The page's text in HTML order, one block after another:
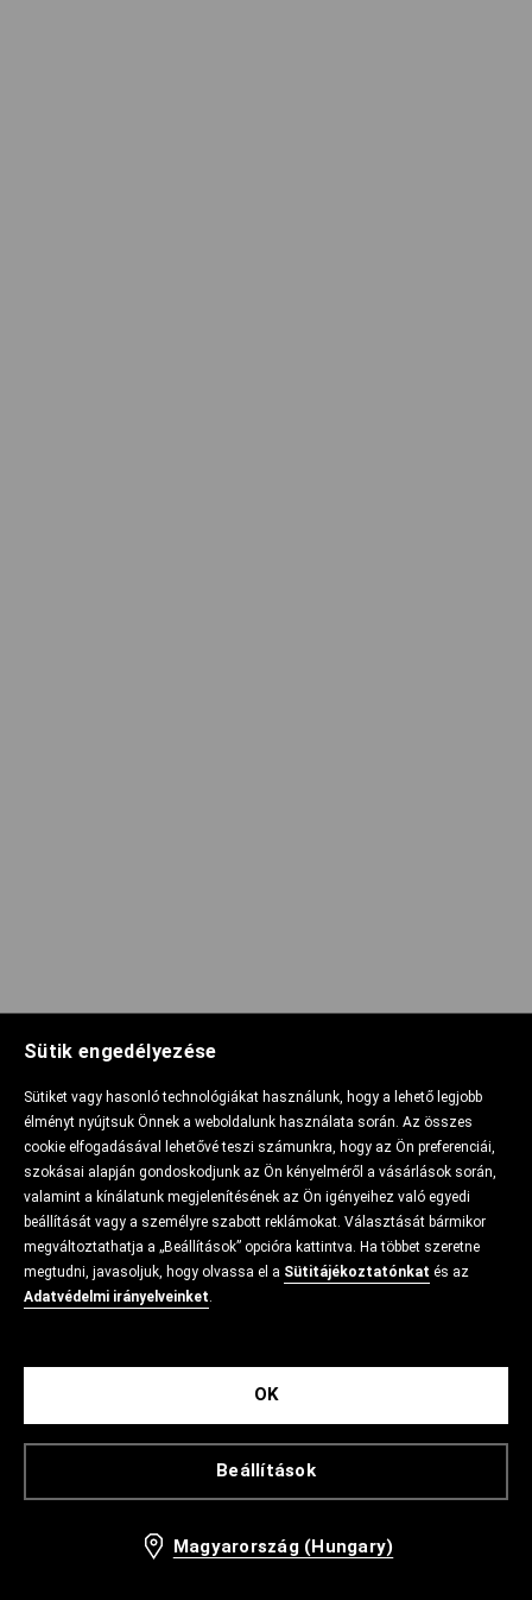
Sütik engedélyezése
Sütiket vagy hasonló technológiákat használunk, hogy a lehető legjobb
élményt nyújtsuk Önnek a weboldalunk használata során. Az összes
cookie elfogadásával lehetővé teszi számunkra, hogy az Ön preferenciái,
szokásai alapján gondoskodjunk az Ön kényelméről a vásárlások során,
valamint a kínálatunk megjelenítésének az Ön igényeihez való egyedi
beállítását vagy a személyre szabott reklámokat. Választását bármikor
megváltoztathatja a „Beállítások” opcióra kattintva. Ha többet szeretne
megtudni, javasoljuk, hogy olvassa el a Sütitájékoztatónkat és az
Adatvédelmi irányelveinket.
Beállítások
OK
Magyarország (Hungary)